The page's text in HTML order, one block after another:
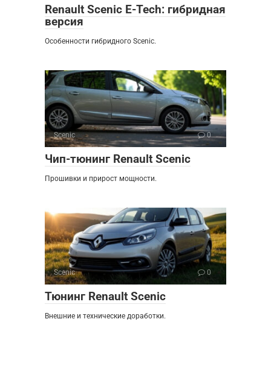
Renault Scenic E-Tech: гибридная
версия
Особенности гибридного Scenic.
Scenic 0
Чип-тюнинг Renault Scenic
Прошивки и прирост мощности.
Scenic 0
Тюнинг Renault Scenic
Внешние и технические доработки.